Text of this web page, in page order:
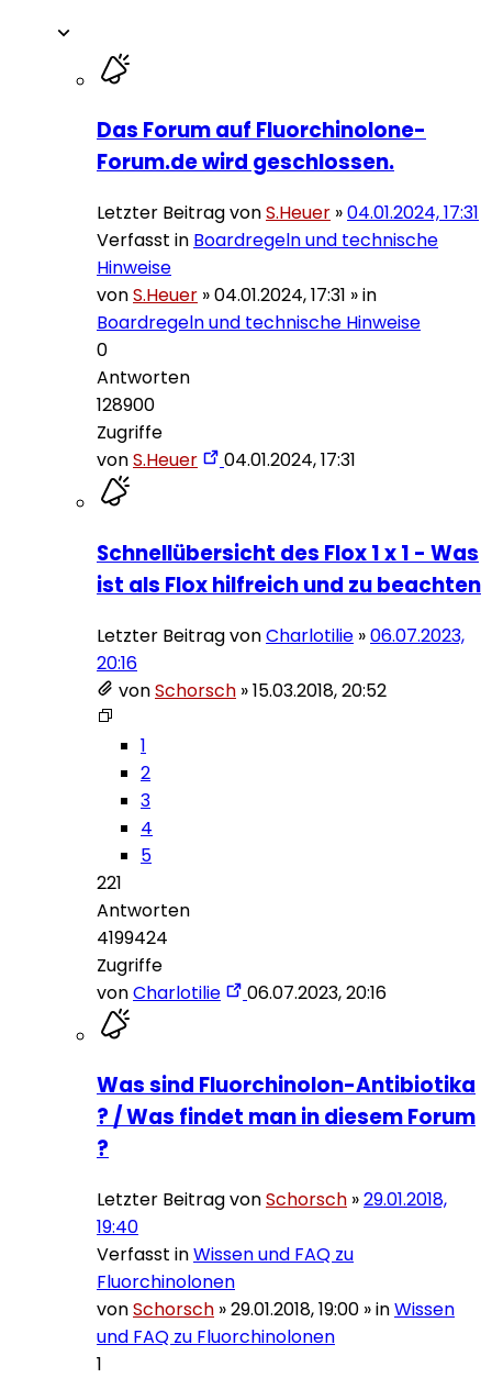
Das Forum auf Fluorchinolone-
Forum.de wird geschlossen.
Letzter Beitrag vonS.Heuer »04.01.2024, 17:31
Verfasst in Boardregeln und technische
Hinweise
vonS.Heuer »04.01.2024, 17:31 » in
Boardregeln und technische Hinweise
0
Antworten
128900
Zugriffe
vonS.Heuer 04.01.2024, 17:31
Schnellübersicht des Flox 1 x 1 - Was
ist als Flox hilfreich und zu beachten
Letzter Beitrag vonCharlotilie »06.07.2023,
20:16
vonSchorsch »15.03.2018, 20:52
1
2
3
4
5
221
Antworten
4199424
Zugriffe
vonCharlotilie 06.07.2023, 20:16
Was sind Fluorchinolon-Antibiotika
? / Was findet man in diesem Forum
?
Letzter Beitrag vonSchorsch »29.01.2018,
19:40
Verfasst inWissen und FAQ zu
Fluorchinolonen
vonSchorsch »29.01.2018, 19:00 » inWissen
und FAQ zu Fluorchinolonen
1